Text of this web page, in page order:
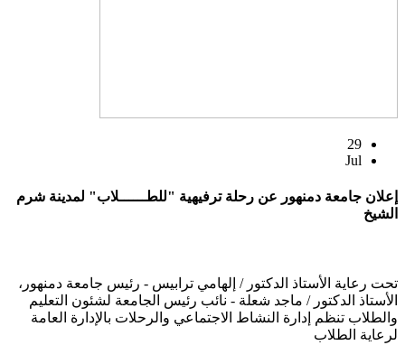
29
Jul
إعلان جامعة دمنهور عن رحلة ترفيهية "للطــــــلاب" لمدينة شرم
الشيخ
تحت رعاية الأستاذ الدكتور / إلهامي ترابيس - رئيس جامعة دمنهور،
الأستاذ الدكتور / ماجد شعلة - نائب رئيس الجامعة لشئون التعليم
والطلاب تنظم إدارة النشاط الاجتماعي والرحلات بالإدارة العامة
لرعاية الطلاب